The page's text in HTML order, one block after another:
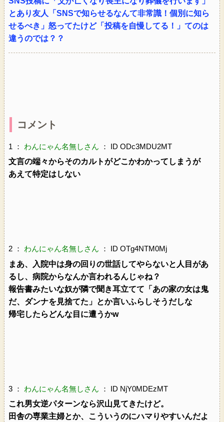
とあり友人「SNSで知らせるなんて非常識！個別に知ら
せるべき」怒ってたけど「投稿を自慢してる！」てのは
違うのでは？？
コメント
1 ： わんにゃん名無しさん ： ID ODc3MDU2MT
文言の端々からそのカルトがどこかわかってしまうが
あえて特定はしない
2 ： わんにゃん名無しさん ： ID OTg4NTM0Mj
まあ、入院中は身の回りの世話してやらないと人目があ
るし、病院からなんか言われるんじゃね？
報告書みたいな奴が隣で聞き耳立てて「あの家の女は鬼
だ、ダンナを見捨てた」とか言いふらしそうだしな
帰宅したらどんな目に遭うかw
3 ： わんにゃん名無しさん ： ID NjY0MDEzMT
これ男女逆パターンなら沢山見てきたけど。
田舎の専業主婦とか、こういうのにハマりやすいんだよ